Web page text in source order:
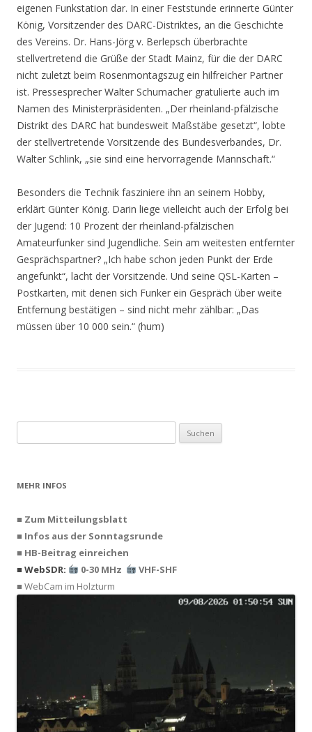
eigenen Funkstation dar. In einer Feststunde erinnerte Günter
König, Vorsitzender des DARC-Distriktes, an die Geschichte
des Vereins. Dr. Hans-Jörg v. Berlepsch überbrachte
stellvertretend die Grüße der Stadt Mainz, für die der DARC
nicht zuletzt beim Rosenmontagszug ein hilfreicher Partner
ist. Pressesprecher Walter Schumacher gratulierte auch im
Namen des Ministerpräsidenten. „Der rheinland-pfälzische
Distrikt des DARC hat bundesweit Maßstäbe gesetzt“, lobte
der stellvertretende Vorsitzende des Bundesverbandes, Dr.
Walter Schlink, „sie sind eine hervorragende Mannschaft.“
Besonders die Technik fasziniere ihn an seinem Hobby,
erklärt Günter König. Darin liege vielleicht auch der Erfolg bei
der Jugend: 10 Prozent der rheinland-pfälzischen
Amateurfunker sind Jugendliche. Sein am weitesten entfernter
Gesprächspartner? „Ich habe schon jeden Punkt der Erde
angefunkt“, lacht der Vorsitzende. Und seine QSL-Karten –
Postkarten, mit denen sich Funker ein Gespräch über weite
Entfernung bestätigen – sind nicht mehr zählbar: „Das
müssen über 10 000 sein.“ (hum)
nach:
MEHR INFOS
■ Zum Mitteilungsblatt
■ Infos aus der Sonntagsrunde
■ HB-Beitrag einreichen
■ WebSDR:
0-30 MHz
VHF-SHF
■ WebCam im Holzturm